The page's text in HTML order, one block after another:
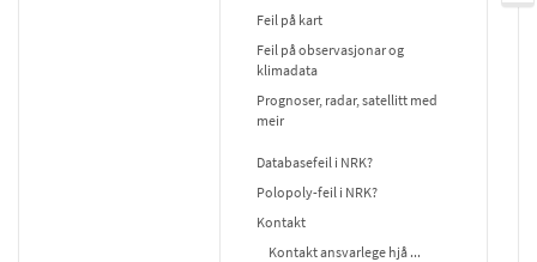
Feil på kart
Feil på observasjonar og
klimadata
Prognoser, radar, satellitt med
meir
Databasefeil i NRK?
Polopoly-feil i NRK?
Kontakt
Kontakt ansvarlege hjå ...